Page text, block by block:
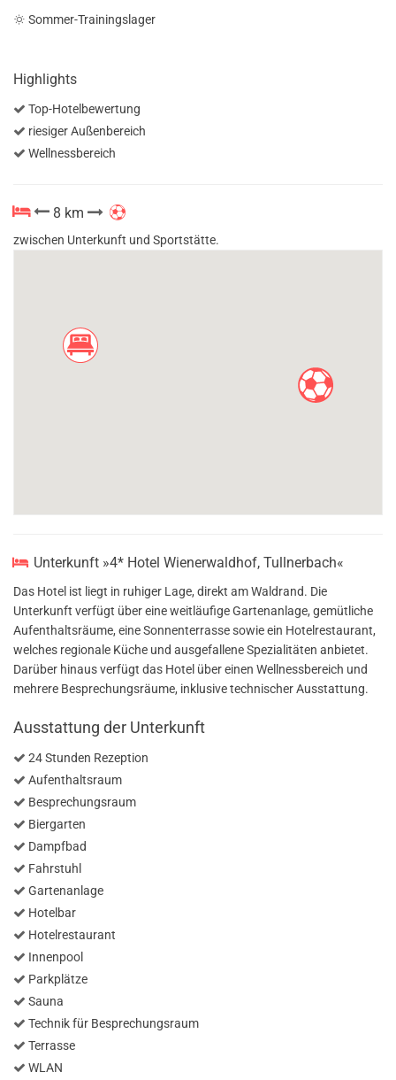
Sommer-Trainingslager
Highlights
Top-Hotelbewertung
riesiger Außenbereich
Wellnessbereich
8 km
zwischen Unterkunft und Sportstätte.
Unterkunft »4* Hotel Wienerwaldhof, Tullnerbach«
Das Hotel ist liegt in ruhiger Lage, direkt am Waldrand. Die
Unterkunft verfügt über eine weitläufige Gartenanlage, gemütliche
Aufenthaltsräume, eine Sonnenterrasse sowie ein Hotelrestaurant,
welches regionale Küche und ausgefallene Spezialitäten anbietet.
Darüber hinaus verfügt das Hotel über einen Wellnessbereich und
mehrere Besprechungsräume, inklusive technischer Ausstattung.
Ausstattung der Unterkunft
24 Stunden Rezeption
Aufenthaltsraum
Besprechungsraum
Biergarten
Dampfbad
Fahrstuhl
Gartenanlage
Hotelbar
Hotelrestaurant
Innenpool
Parkplätze
Sauna
Technik für Besprechungsraum
Terrasse
WLAN